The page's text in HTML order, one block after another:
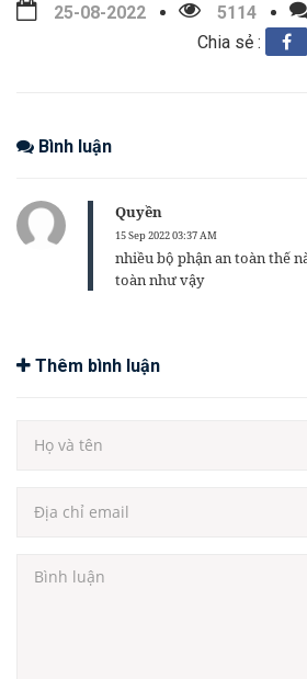
25-08-2022 5114
Chia sẻ :
Bình luận
Quyền
15 Sep 2022 03:37 AM
nhiều bộ phận an toàn thế
toàn như vậy
Thêm bình luận